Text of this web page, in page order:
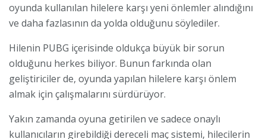
oyunda kullanılan hilelere karşı yeni önlemler alındığını
ve daha fazlasının da yolda olduğunu söylediler.
Hilenin PUBG içerisinde oldukça büyük bir sorun
olduğunu herkes biliyor. Bunun farkında olan
geliştiriciler de, oyunda yapılan hilelere karşı önlem
almak için çalışmalarını sürdürüyor.
Yakın zamanda oyuna getirilen ve sadece onaylı
kullanıcıların girebildiği dereceli maç sistemi, hilecilerin